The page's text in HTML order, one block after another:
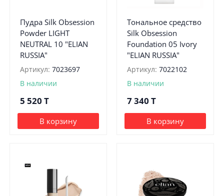
Пудра Silk Obsession
Powder LIGHT
NEUTRAL 10 "ELIAN
RUSSIA"
Артикул: 7023697
В наличии
5 520 T
В корзину
Тональное средство
Silk Obsession
Foundation 05 Ivory
"ELIAN RUSSIA"
Артикул: 7022102
В наличии
7 340 T
В корзину